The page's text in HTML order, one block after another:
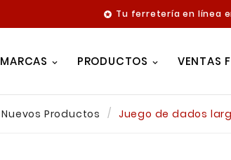
 Tu ferretería en línea
MARCAS PRODUCTOS VENTAS
Nuevos Productos Juego de dados